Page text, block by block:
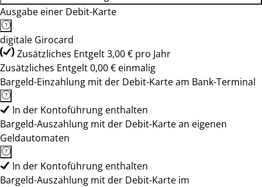
Ausgabe einer Debit-Karte
digitale Girocard
Zusätzliches Entgelt 3,00 € pro Jahr
Zusätzliches Entgelt 0,00 € einmalig
Bargeld-Einzahlung mit der Debit-Karte am Bank-Terminal
In der Kontoführung enthalten
Bargeld-Auszahlung mit der Debit-Karte an eigenen
Geldautomaten
In der Kontoführung enthalten
Bargeld-Auszahlung mit der Debit-Karte im